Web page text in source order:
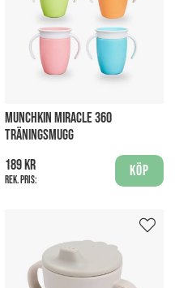
MUNCHKIN MIRACLE 360
TRÄNINGSMUGG
189 kr
Rek. pris:
Köp